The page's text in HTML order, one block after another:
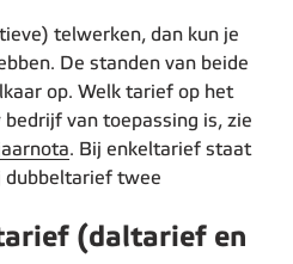
telwerken, dan kun je
De standen van beide
op. Welk tarief op het
van toepassing is, zie
. Bij enkeltarief staat
dubbeltarief twee
(daltarief en